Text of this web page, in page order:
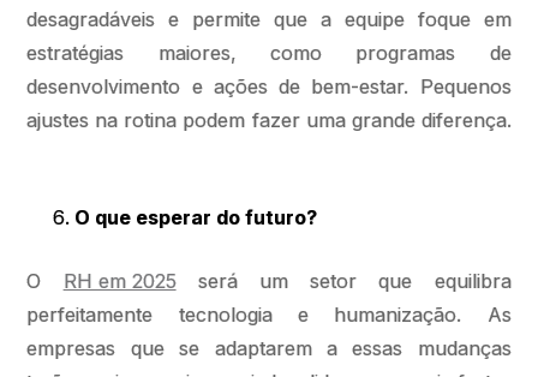
desagradáveis e permite que a equipe foque em
estratégias maiores, como programas de
desenvolvimento e ações de bem-estar. Pequenos
ajustes na rotina podem fazer uma grande diferença.
O que esperar do futuro?
O RH em 2025será um setor que equilibra
perfeitamente tecnologia e humanização. As
empresas que se adaptarem a essas mudanças